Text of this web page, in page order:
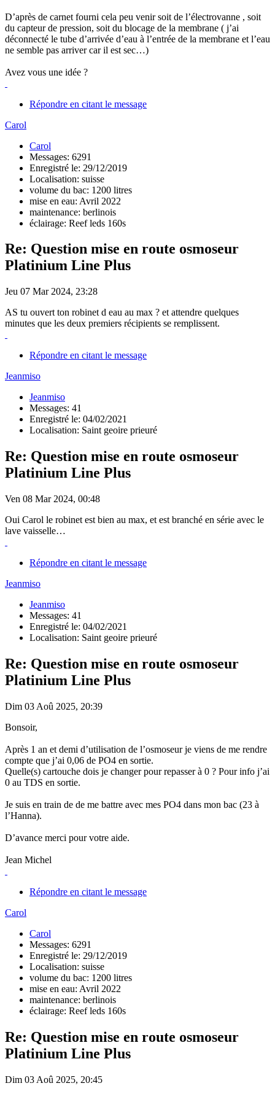
D’après de carnet fourni cela peu venir soit de l’électrovanne , soit
du capteur de pression, soit du blocage de la membrane ( j’ai
déconnecté le tube d’arrivée d’eau à l’entrée de la membrane et l’eau
ne semble pas arriver car il est sec…)
Avez vous une idée ?
Répondre en citant le message
Carol
Carol
Messages: 6291
Enregistré le: 29/12/2019
Localisation: suisse
volume du bac: 1200 litres
mise en eau: Avril 2022
maintenance: berlinois
éclairage: Reef leds 160s
Re: Question mise en route osmoseur
Platinium Line Plus
Jeu 07 Mar 2024, 23:28
AS tu ouvert ton robinet d eau au max ? et attendre quelques
minutes que les deux premiers récipients se remplissent.
Répondre en citant le message
Jeanmiso
Jeanmiso
Messages: 41
Enregistré le: 04/02/2021
Localisation: Saint geoire prieuré
Re: Question mise en route osmoseur
Platinium Line Plus
Ven 08 Mar 2024, 00:48
Oui Carol le robinet est bien au max, et est branché en série avec le
lave vaisselle…
Répondre en citant le message
Jeanmiso
Jeanmiso
Messages: 41
Enregistré le: 04/02/2021
Localisation: Saint geoire prieuré
Re: Question mise en route osmoseur
Platinium Line Plus
Dim 03 Aoû 2025, 20:39
Bonsoir,
Après 1 an et demi d’utilisation de l’osmoseur je viens de me rendre
compte que j’ai 0,06 de PO4 en sortie.
Quelle(s) cartouche dois je changer pour repasser à 0 ? Pour info j’ai
0 au TDS en sortie.
Je suis en train de de me battre avec mes PO4 dans mon bac (23 à
l’Hanna).
D’avance merci pour votre aide.
Jean Michel
Répondre en citant le message
Carol
Carol
Messages: 6291
Enregistré le: 29/12/2019
Localisation: suisse
volume du bac: 1200 litres
mise en eau: Avril 2022
maintenance: berlinois
éclairage: Reef leds 160s
Re: Question mise en route osmoseur
Platinium Line Plus
Dim 03 Aoû 2025, 20:45